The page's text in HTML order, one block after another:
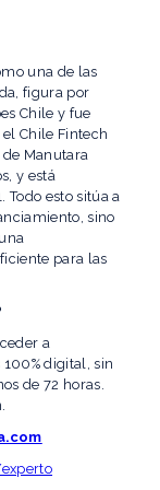
una de las
figura por
Chile y fue
Chile Fintech
Manutara
y está
Todo esto sitúa a
sino
para las
a
digital, sin
de 72 horas.